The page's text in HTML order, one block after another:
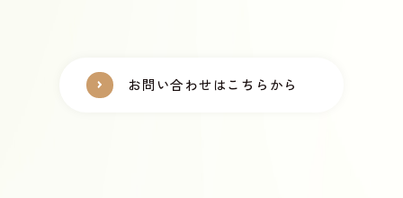
お問い合わせはこちらから